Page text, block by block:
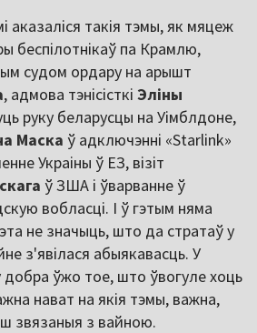
аказаліся такія тэмы, як мяцеж
беспілотнікаў па Крамлю,
судом ордару на арышт
, адмова тэнісісткі Эліны
руку беларусцы на Уімблдоне,
Маска ў адключэнні «Starlink»
Украіны ў ЕЗ, візіт
ў ЗША і ўварванне ў
вобласці. І ў гэтым няма
не значыць, што да стратаў у
з'явілася абыякавасць. У
ўжо тое, што ўвогуле хоць
нават на якія тэмы, важна,
звязаныя з вайною.